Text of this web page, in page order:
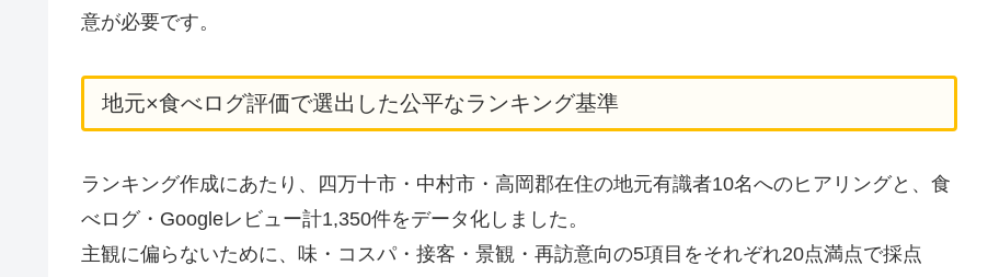
意が必要です。
地元×食べログ評価で選出した公平なランキング基準
ランキング作成にあたり、四万十市・中村市・高岡郡在住の地元有識者10名へのヒアリングと、食
べログ・Googleレビュー計1,350件をデータ化しました。
主観に偏らないために、味・コスパ・接客・景観・再訪意向の5項目をそれぞれ20点満点で採点